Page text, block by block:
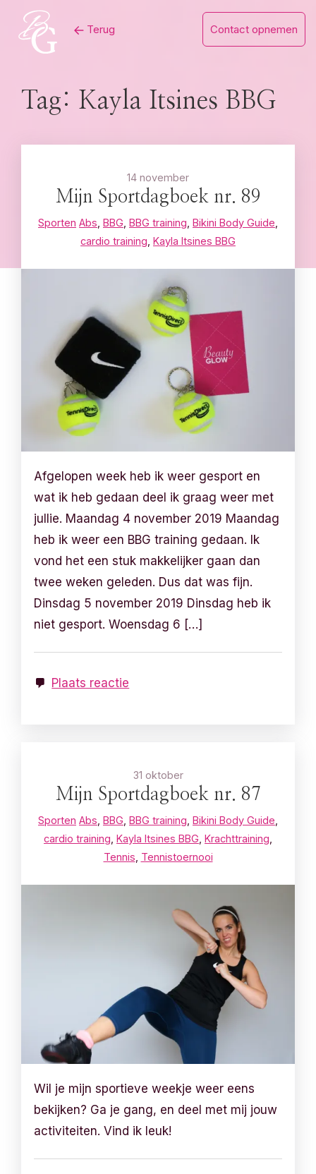
content
Terug Contact opnemen
Tag: Kayla Itsines BBG
14 november
Mijn Sportdagboek nr. 89
Sporten Abs BBG BBG training Bikini Body Guide
cardio training Kayla Itsines BBG
Afgelopen week heb ik weer gesport en
wat ik heb gedaan deel ik graag weer met
jullie. Maandag 4 november 2019 Maandag
heb ik weer een BBG training gedaan. Ik
vond het een stuk makkelijker gaan dan
twee weken geleden. Dus dat was fijn.
Dinsdag 5 november 2019 Dinsdag heb ik
niet gesport. Woensdag 6 […]
Plaats reactie
31 oktober
Mijn Sportdagboek nr. 87
Sporten Abs BBG BBG training Bikini Body Guide
cardio training Kayla Itsines BBG Krachttraining
Tennis Tennistoernooi
Wil je mijn sportieve weekje weer eens
bekijken? Ga je gang, en deel met mij jouw
activiteiten. Vind ik leuk!